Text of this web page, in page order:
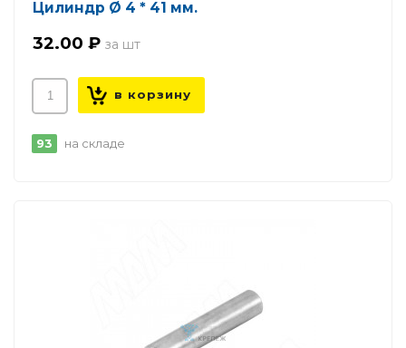
Цилиндр Ø 4 * 41 мм.
32.00 ₽
93 на складе